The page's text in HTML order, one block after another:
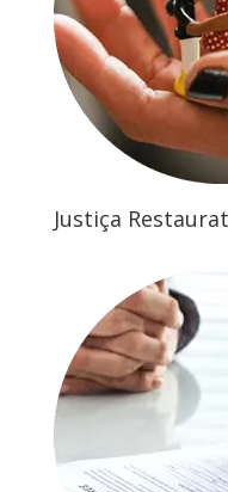
Justiça